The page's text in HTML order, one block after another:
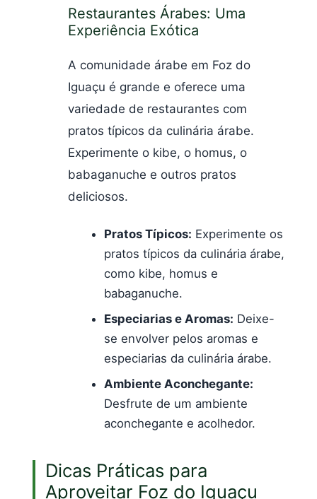
Restaurantes Árabes: Uma
Experiência Exótica
A comunidade árabe em Foz do
Iguaçu é grande e oferece uma
variedade de restaurantes com
pratos típicos da culinária árabe.
Experimente o kibe, o homus, o
babaganuche e outros pratos
deliciosos.
Pratos Típicos: Experimente os
pratos típicos da culinária árabe,
como kibe, homus e
babaganuche.
Especiarias e Aromas: Deixe-
se envolver pelos aromas e
especiarias da culinária árabe.
Ambiente Aconchegante:
Desfrute de um ambiente
aconchegante e acolhedor.
Dicas Práticas para
Aproveitar Foz do Iguaçu